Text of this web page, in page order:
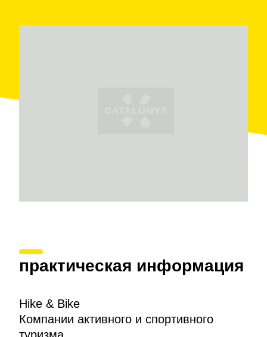
практическая информация
Hike & Bike
Компании активного и спортивного